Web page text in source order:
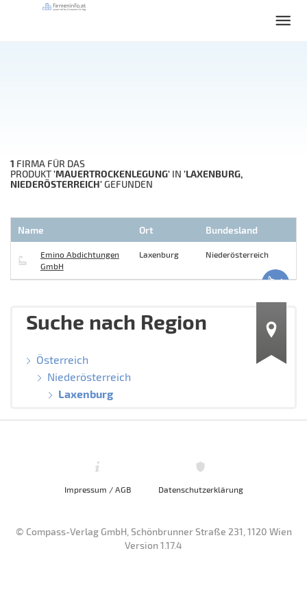
1 FIRMA FÜR DAS
PRODUKT'MAUERTROCKENLEGUNG' IN 'LAXENBURG,
NIEDERÖSTERREICH'GEFUNDEN
Name Ort Bundesland
Emino Abdichtungen
GmbH
Laxenburg Niederösterreich
Suche nach Region
Österreich
Niederösterreich
Laxenburg
Impressum / AGB Datenschutzerklärung
© Compass-Verlag GmbH, Schönbrunner Straße 231, 1120 Wien
Version 1.17.4